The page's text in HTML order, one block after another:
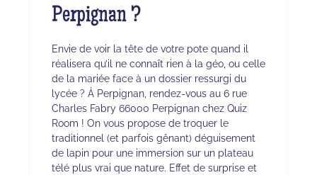
Perpignan ?
Envie de voir la tête de votre pote quand il
réalisera qu’il ne connaît rien à la géo, ou celle
de la mariée face à un dossier ressurgi du
lycée ? À Perpignan, rendez-vous au 6 rue
Charles Fabry 66000 Perpignan chez Quiz
Room ! On vous propose de troquer le
traditionnel (et parfois gênant) déguisement
de lapin pour une immersion sur un plateau
télé plus vrai que nature. Effet de surprise et